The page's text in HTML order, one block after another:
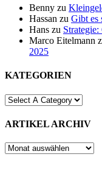
Benny zu
Hassan zu Gibt es
Hans zu
Marco Eitelmann
2025
KATEGORIEN
ARTIKEL ARCHIV
ARTIKEL